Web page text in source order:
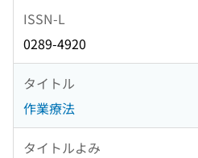
ISSN-L
0289-4920
タイトル
作業療法
タイトルよみ